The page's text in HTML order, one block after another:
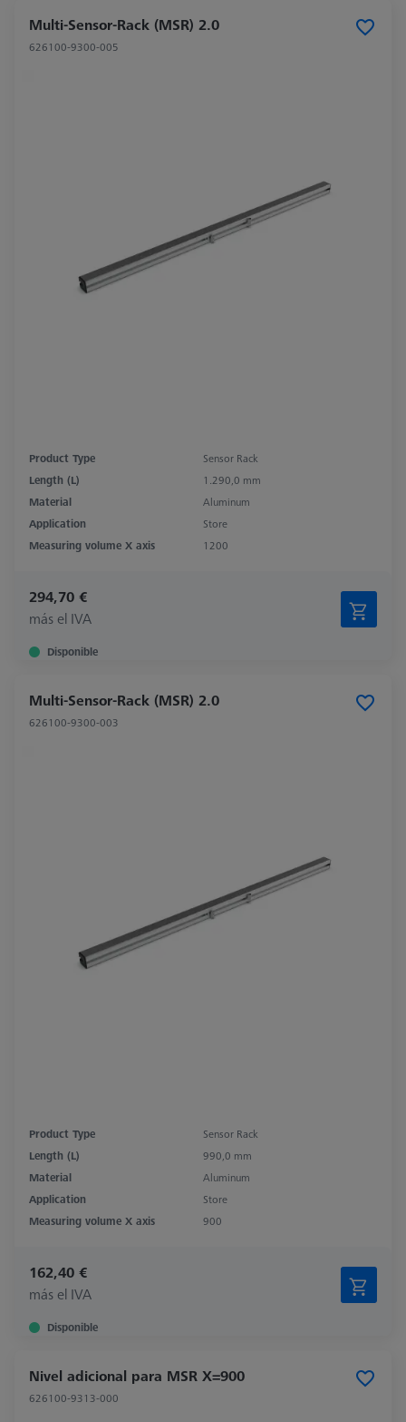
Multi-Sensor-Rack (MSR) 2.0
626100-9300-005
Product Type
Sensor Rack
Length (L)
1.290,0 mm
Material
Aluminum
Application
Store
Measuring volume X axis
1200
294,70 €
más el IVA
Disponible
Multi-Sensor-Rack (MSR) 2.0
626100-9300-003
Product Type
Sensor Rack
Length (L)
990,0 mm
Material
Aluminum
Application
Store
Measuring volume X axis
900
162,40 €
más el IVA
Disponible
Nivel adicional para MSR X=900
626100-9313-000